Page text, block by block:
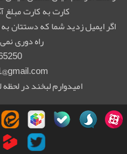
کارت به کارت
اگر ایمیل زدید شما که دستتان
راه دوری
امیدوارم لبخند در